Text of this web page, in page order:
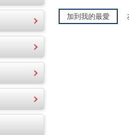
加到我的最愛